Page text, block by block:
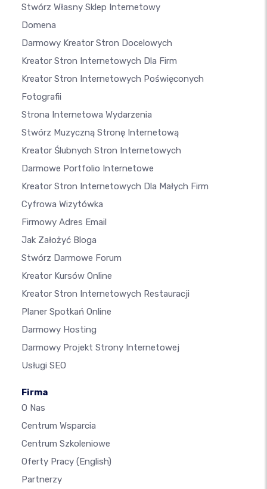
Stwórz Własny Sklep Internetowy
Domena
Darmowy Kreator Stron Docelowych
Kreator Stron Internetowych Dla Firm
Kreator Stron Internetowych Poświęconych
Fotografii
Strona Internetowa Wydarzenia
Stwórz Muzyczną Stronę Internetową
Kreator Ślubnych Stron Internetowych
Darmowe Portfolio Internetowe
Kreator Stron Internetowych Dla Małych Firm
Cyfrowa Wizytówka
Firmowy Adres Email
Jak Założyć Bloga
Stwórz Darmowe Forum
Kreator Kursów Online
Kreator Stron Internetowych Restauracji
Planer Spotkań Online
Darmowy Hosting
Darmowy Projekt Strony Internetowej
Usługi SEO
Firma
O Nas
Centrum Wsparcia
Centrum Szkoleniowe
Oferty Pracy (English)
Partnerzy